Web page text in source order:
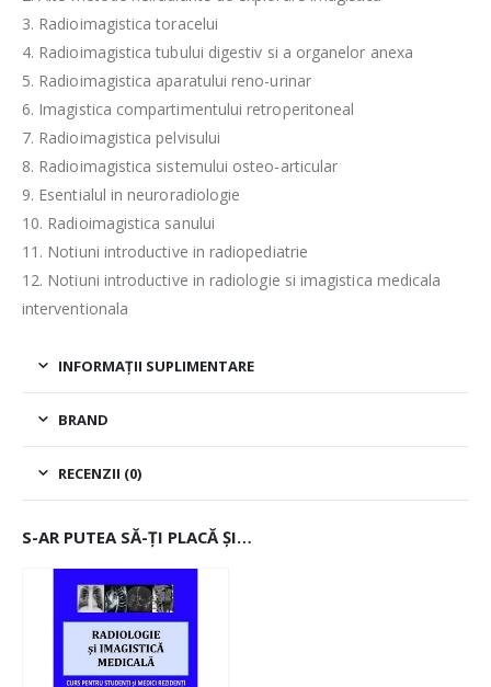
3. Radioimagistica toracelui
4. Radioimagistica tubului digestiv si a organelor anexa
5. Radioimagistica aparatului reno-urinar
6. Imagistica compartimentului retroperitoneal
7. Radioimagistica pelvisului
8. Radioimagistica sistemului osteo-articular
9. Esentialul in neuroradiologie
10. Radioimagistica sanului
11. Notiuni introductive in radiopediatrie
12. Notiuni introductive in radiologie si imagistica medicala
interventionala
INFORMAȚII SUPLIMENTARE
BRAND
RECENZII (0)
S-AR PUTEA SĂ-ȚI PLACĂ ȘI…